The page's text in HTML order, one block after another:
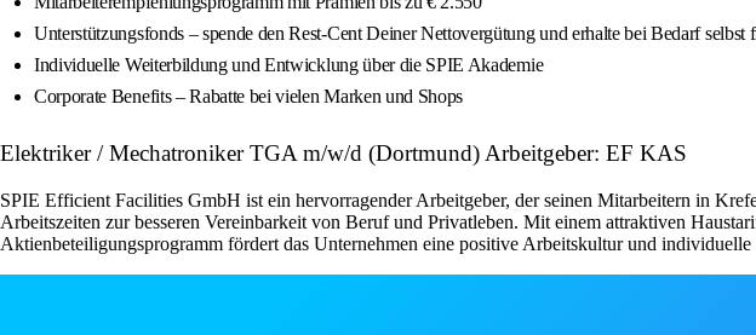
Unterstützungsfonds – spende den Rest-Cent Deiner Nettovergütung und erhalte bei Bedarf selbst
Individuelle Weiterbildung und Entwicklung über die SPIE Akademie
Corporate Benefits – Rabatte bei vielen Marken und Shops
Elektriker / Mechatroniker TGA m/w/d (Dortmund) Arbeitgeber: EF KAS
SPIE Efficient Facilities GmbH ist ein hervorragender Arbeitgeber, der seinen Mitarbeitern in
Arbeitszeiten zur besseren Vereinbarkeit von Beruf und Privatleben. Mit einem attraktiven
Aktienbeteiligungsprogramm fördert das Unternehmen eine positive Arbeitskultur und